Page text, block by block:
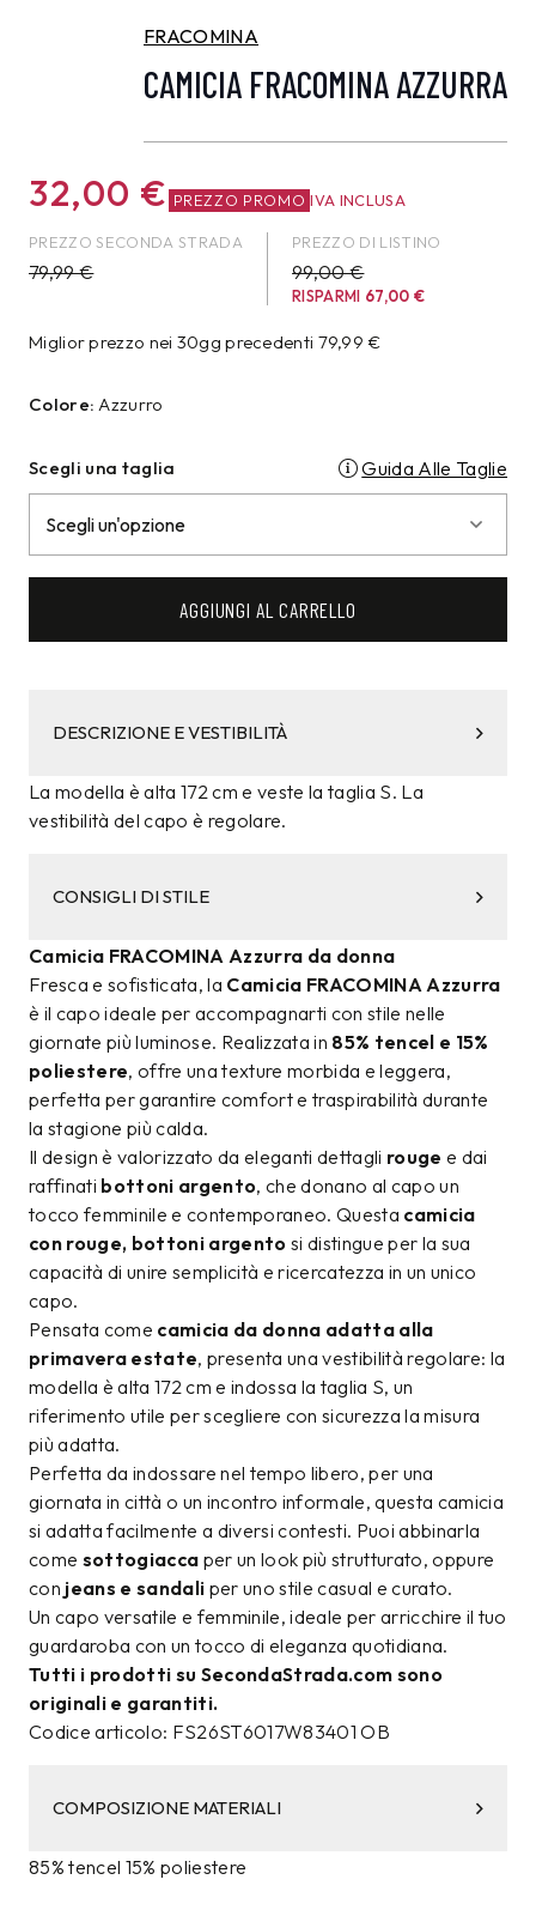
FRACOMINA
CAMICIA FRACOMINA AZZURRA
32,00 € PREZZO PROMO IVA INCLUSA
PREZZO SECONDA STRADA
79,99€
PREZZO DI LISTINO
99,00 €
RISPARMI 67,00€
Miglior prezzo nei 30gg precedenti 79,99€
Colore: Azzurro
Scegli una taglia Guida Alle Taglie
AGGIUNGI AL CARRELLO
DESCRIZIONE E VESTIBILITÀ
La modella è alta 172 cm e veste la taglia S. La
vestibilità del capo è regolare.
CONSIGLI DI STILE
Camicia FRACOMINA Azzurra da donna
Fresca e sofisticata, la Camicia FRACOMINA Azzurra
è il capo ideale per accompagnarti con stile nelle
giornate più luminose. Realizzata in 85% tencel e 15%
poliestere, offre una texture morbida e leggera,
perfetta per garantire comfort e traspirabilità durante
la stagione più calda.
Il design è valorizzato da eleganti dettagli rouge e dai
raffinati bottoni argento, che donano al capo un
tocco femminile e contemporaneo. Questa camicia
con rouge, bottoni argento si distingue per la sua
capacità di unire semplicità e ricercatezza in un unico
capo.
Pensata come camicia da donna adatta alla
primavera estate, presenta una vestibilità regolare: la
modella è alta 172 cm e indossa la taglia S, un
riferimento utile per scegliere con sicurezza la misura
più adatta.
Perfetta da indossare nel tempo libero, per una
giornata in città o un incontro informale, questa camicia
si adatta facilmente a diversi contesti. Puoi abbinarla
come sottogiacca per un look più strutturato, oppure
con jeans e sandali per uno stile casual e curato.
Un capo versatile e femminile, ideale per arricchire il tuo
guardaroba con un tocco di eleganza quotidiana.
Tutti i prodotti su SecondaStrada.com sono
originali e garantiti.
Codice articolo: FS26ST6017W83401 OB
COMPOSIZIONE MATERIALI
85% tencel 15% poliestere